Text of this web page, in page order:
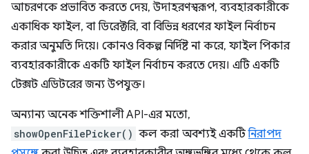
আচরণকে প্রভাবিত করতে দেয়, উদাহরণস্বরূপ, ব্যবহারকারীকে
একাধিক ফাইল, বা ডিরেক্টরি, বা বিভিন্ন ধরণের ফাইল নির্বাচন
করার অনুমতি দিয়ে। কোনও বিকল্প নির্দিষ্ট না করে, ফাইল পিকার
ব্যবহারকারীকে একটি ফাইল নির্বাচন করতে দেয়। এটি একটি
টেক্সট এডিটরের জন্য উপযুক্ত।
অন্যান্য অনেক শক্তিশালী API-এর মতো,
showOpenFilePicker() কল করা অবশ্যই একটিনিরাপদ